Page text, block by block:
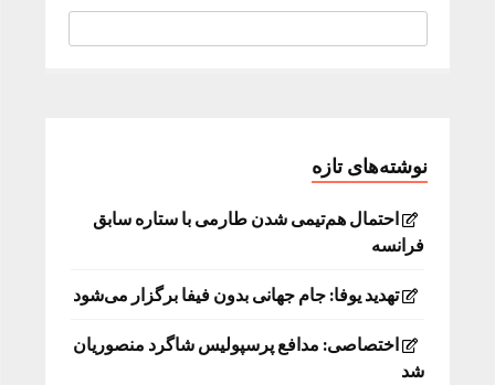
نوشته‌های تازه
احتمال هم‌تیمی شدن طارمی با ستاره سابق
فرانسه
تهدید یوفا: جام جهانی بدون فیفا برگزار می‌شود
اختصاصی: مدافع پرسپولیس شاگرد منصوریان
شد